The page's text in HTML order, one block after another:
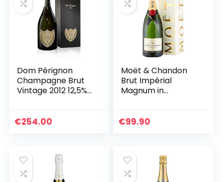
Dom Pérignon
Champagne Brut
Vintage 2012 12,5%
€254.00
Moët & Chandon
Brut Impérial
Magnum in
€99.90